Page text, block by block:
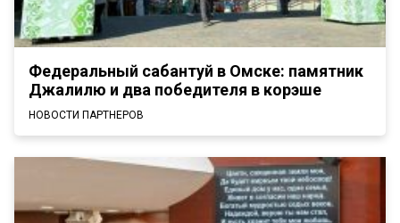
Федеральный сабантуй в Омске: памятник
Джалилю и два победителя в корэше
НОВОСТИ ПАРТНЕРОВ